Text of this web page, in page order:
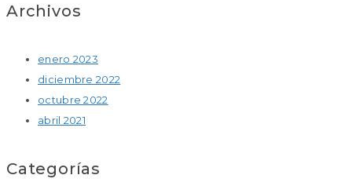
Archivos
enero 2023
diciembre 2022
octubre 2022
abril 2021
Categorías